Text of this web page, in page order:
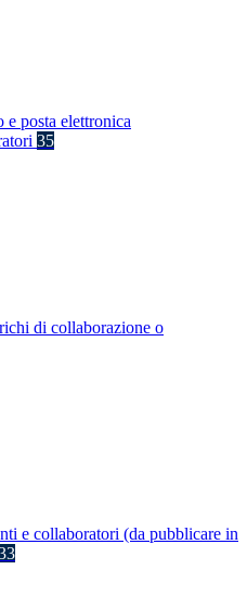
e posta elettronica
35
di collaborazione o
e collaboratori (da pubblicare in